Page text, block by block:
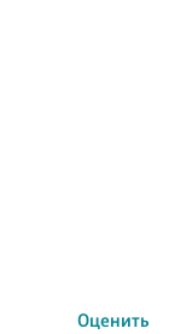
Оценить